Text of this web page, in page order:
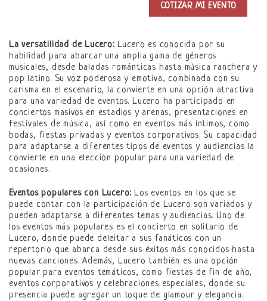
La versatilidad de Lucero:Lucero es conocida por su
habilidad para abarcar una amplia gama de géneros
musicales, desde baladas románticas hasta música ranchera y
pop latino. Su voz poderosa y emotiva, combinada con su
carisma en el escenario, la convierte en una opción atractiva
para una variedad de eventos. Lucero ha participado en
conciertos masivos en estadios y arenas, presentaciones en
festivales de música, así como en eventos más íntimos, como
bodas, fiestas privadas y eventos corporativos. Su capacidad
para adaptarse a diferentes tipos de eventos y audiencias la
convierte en una elección popular para una variedad de
ocasiones.
Eventos populares con Lucero: Los eventos en los que se
puede contar con la participación de Lucero son variados y
pueden adaptarse a diferentes temas y audiencias. Uno de
los eventos más populares es el concierto en solitario de
Lucero, donde puede deleitar a sus fanáticos con un
repertorio que abarca desde sus éxitos más conocidos hasta
nuevas canciones. Además, Lucero también es una opción
popular para eventos temáticos, como fiestas de fin de año,
eventos corporativos y celebraciones especiales, donde su
presencia puede agregar un toque de glamour y elegancia.